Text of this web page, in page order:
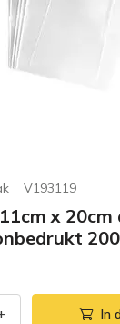
V193119
x
In